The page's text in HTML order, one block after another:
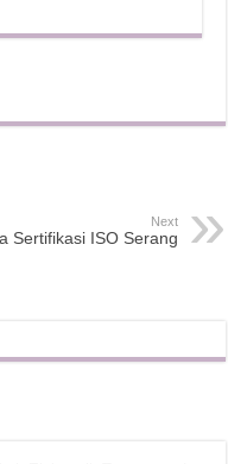
Next
Sertifikasi ISO Serang